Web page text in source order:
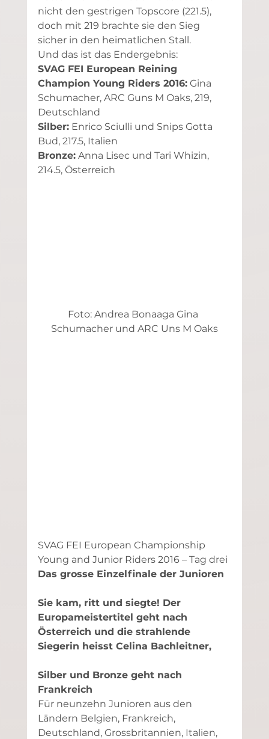
nicht den gestrigen Topscore (221.5),
doch mit 219 brachte sie den Sieg
sicher in den heimatlichen Stall.
Und das ist das Endergebnis:
SVAG FEI European Reining
Champion Young Riders 2016: Gina
Schumacher, ARC Guns M Oaks, 219,
Deutschland
Silber: Enrico Sciulli und Snips Gotta
Bud, 217.5, Italien
Bronze: Anna Lisec und Tari Whizin,
214.5, Österreich
Foto: Andrea Bonaaga Gina
Schumacher und ARC Uns M Oaks
SVAG FEI European Championship
Young and Junior Riders 2016 – Tag drei
Das grosse Einzelfinale der Junioren
Sie kam, ritt und siegte! Der
Europameistertitel geht nach
Österreich und die strahlende
Siegerin heisst Celina Bachleitner,
Silber und Bronze geht nach
Frankreich
Für neunzehn Junioren aus den
Ländern Belgien, Frankreich,
Deutschland, Grossbritannien, Italien,